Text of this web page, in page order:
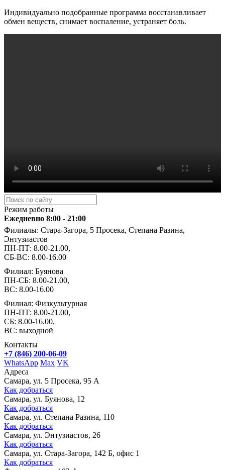
Индивидуально подобранные программа восстанавливает
обмен веществ, снимает воспаление, устраняет боль.
Режим работы
Ежедневно 8:00 - 21:00
Филиалы: Стара-Загора, 5 Просека, Степана Разина,
Энтузиастов
ПН-ПТ: 8.00-21.00,
СБ-ВС: 8.00-16.00
Филиал: Буянова
ПН-СБ: 8.00-21.00,
ВС: 8.00-16.00
Филиал: Физкультурная
ПН-ПТ: 8.00-21.00,
СБ: 8.00-16.00,
ВС: выходной
Контакты
+7 (846) 200-06-09
WhatsApp Max VK
Адреса
Самара, ул. 5 Просека, 95 А
Как добраться
Самара, ул. Буянова, 12
Как добраться
Самара, ул. Степана Разина, 110
Как добраться
Самара, ул. Энтузиастов, 26
Как добраться
Самара, ул. Стара-Загора, 142 Б, офис 1
Как добраться